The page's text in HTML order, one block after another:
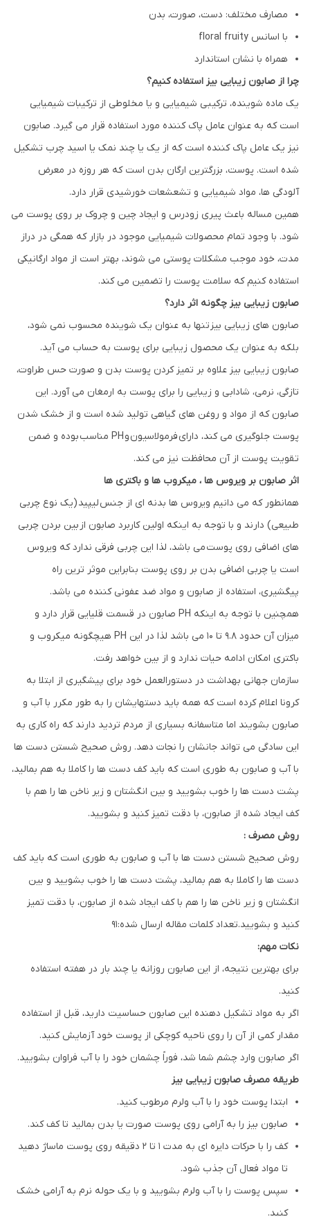
مصارف مختلف: دست، صورت، بدن
با اسانس floral fruity
همراه با نشان استاندارد
چرا از صابون زیبایی بیز استفاده کنیم؟
یک ماده شوینده، ترکیبی شیمیایی و یا مخلوطی از ترکیبات شیمیایی
است که به عنوان عامل پاک کننده مورد استفاده قرار می گیرد. صابون
نیز یک عامل پاک کننده است که از یک یا چند نمک یا اسید چرب تشکیل
شده است. پوست، بزرگترین ارگان بدن است که هر روزه در معرض
آلودگی ها، مواد شیمیایی و تشعشعات خورشیدی قرار دارد.
همین مساله باعث پیری زودرس و ایجاد چین و چروک بر روی پوست می
شود. با وجود تمام محصولات شیمیایی موجود در بازار که همگی در دراز
مدت، خود موجب مشکلات پوستی می شوند، بهتر است از مواد ارگانیکی
استفاده کنیم که سلامت پوست را تضمین می کند.
صابون زیبایی بیز چگونه اثر دارد؟
صابون های زیبایی بیز تنها به عنوان یک شوینده محسوب نمی شود،
بلکه به عنوان یک محصول زیبایی برای پوست به حساب می آید.
صابون زیبایی بیز علاوه بر تمیز کردن پوست بدن و صورت حس طراوت،
تازگی، نرمی، شادابی و زیبایی را برای پوست به ارمغان می آورد. این
صابون که از مواد و روغن های گیاهی تولید شده است و از خشک شدن
پوست جلوگیری می کند، دارای فرمولاسیون و PH مناسب بوده و ضمن
تقویت پوست از آن محافظت نیز می کند.
اثر صابون بر ویروس ها ، میکروب ها و باکتری ها
همانطور که می دانیم ویروس ها بدنه ای از جنس لیپید (یک نوع چربی
طبیعی) دارند و با توجه به اینکه اولین کاربرد صابون از بین بردن چربی
های اضافی روی پوست می باشد، لذا این چربی فرقی ندارد که ویروس
است یا چربی اضافی بدن بر روی پوست بنابراین موثر ترین راه
پیگشیری، استفاده از صابون و مواد ضد عفونی کننده می باشد.
همچنین با توجه به اینکه PH صابون در قسمت قلیایی قرار دارد و
میزان آن حدود ۹.۸ تا ۱۰ می باشد لذا در این PH هیچگونه میکروب و
باکتری امکان ادامه حیات ندارد و از بین خواهد رفت.
سازمان جهانی بهداشت در دستورالعمل خود برای پیشگیری از ابتلا به
کرونا اعلام کرده است که همه باید دستهایشان را به طور مکرر با آب و
صابون بشویند اما متاسفانه بسیاری از مردم تردید دارند که راه کاری به
این سادگی می تواند جانشان را نجات دهد. روش صحیح شستن دست ها
با آب و صابون به طوری است که باید کف دست ها را کاملا به هم بمالید،
پشت دست ها را خوب بشویید و بین انگشتان و زیر ناخن ها را هم با
کف ایجاد شده از صابون، با دقت تمیز کنید و بشویید.
روش مصرف :
روش صحیح شستن دست ها با آب و صابون به طوری است که باید کف
دست ها را کاملا به هم بمالید، پشت دست ها را خوب بشویید و بین
انگشتان و زیر ناخن ها را هم با کف ایجاد شده از صابون، با دقت تمیز
کنید و بشویید.تعداد کلمات مقاله ارسال شده:91
نکات مهم:
برای بهترین نتیجه، از این صابون روزانه یا چند بار در هفته استفاده
کنید.
اگر به مواد تشکیل دهنده این صابون حساسیت دارید، قبل از استفاده
مقدار کمی از آن را روی ناحیه کوچکی از پوست خود آزمایش کنید.
اگر صابون وارد چشم شما شد، فوراً چشمان خود را با آب فراوان بشویید.
طریقه مصرف صابون زیبایی بیز
ابتدا پوست خود را با آب ولرم مرطوب کنید.
صابون بیز را به آرامی روی پوست صورت یا بدن بمالید تا کف کند.
کف را با حرکات دایره ای به مدت 1 تا 2 دقیقه روی پوست ماساژ دهید
تا مواد فعال آن جذب شود.
سپس پوست را با آب ولرم بشویید و با یک حوله نرم به آرامی خشک
کنید.